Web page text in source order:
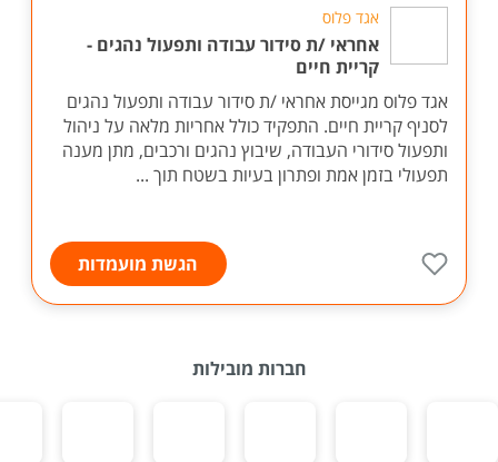
אגד פלוס
אחראי /ת סידור עבודה ותפעול נהגים -
קריית חיים
אגד פלוס מגייסת אחראי /ת סידור עבודה ותפעול נהגים
לסניף קריית חיים. התפקיד כולל אחריות מלאה על ניהול
ותפעול סידורי העבודה, שיבוץ נהגים ורכבים, מתן מענה
תפעולי בזמן אמת ופתרון בעיות בשטח תוך ...
הגשת מועמדות
חברות מובילות